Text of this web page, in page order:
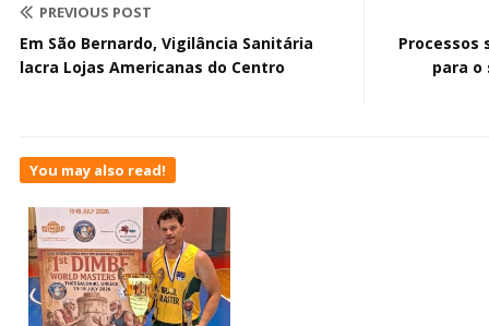
PREVIOUS POST
Em São Bernardo, Vigilância Sanitária
lacra Lojas Americanas do Centro
Processos
para o
You may also read!